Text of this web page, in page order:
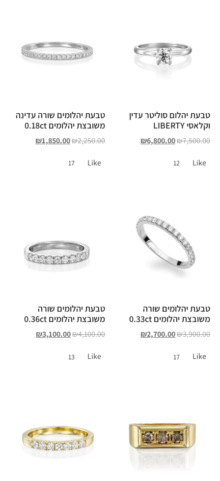
טבעת יהלום סוליטר עדין
וקלאסי LIBERTY
₪7,500.00
₪6,800.00
Like
12
טבעת יהלומים שורה עדינה
משובצת יהלומים 0.18ct
₪2,250.00
₪1,850.00
Like
17
טבעת יהלומים שורה
משובצת יהלומים 0.33ct
₪3,900.00
₪2,700.00
Like
17
טבעת יהלומים שורה
משובצת יהלומים 0.36ct
₪4,100.00
₪3,100.00
Like
13